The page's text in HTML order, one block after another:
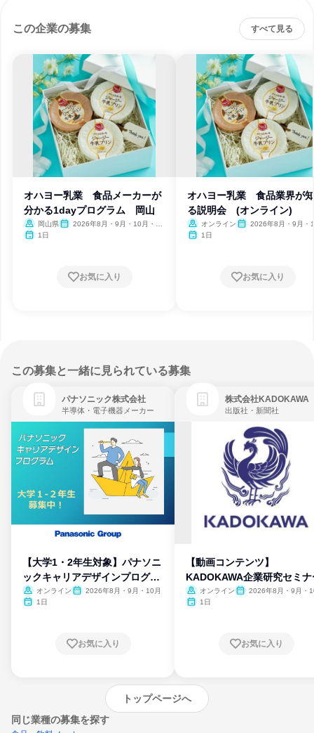
この企業の募集 すべて見る
オハヨー乳業 食品メーカーが
分かる1dayプログラム 岡山
岡山県
2026年8月・9月・10月・11
1日
お気に入り
オハヨー乳業 食品業界が
る説明会 (オンライン)
オンライン
2026年8月・9月・
1日
お気に入り
この募集と一緒に見られている募集
パナソニック株式会社
半導体・電子機器メーカー
【大学1・2年生対象】パナソニ
ックキャリアデザインプログラ
ム
オンライン
2026年8月・9月・10月
1日
お気に入り
株式会社KADOKAWA
出版社・新聞社
【動画コンテンツ】
KADOKAWA企業研究セミナ
オンライン
2026年8月・9月・
1日
お気に入り
トップページへ
同じ業種の募集を探す